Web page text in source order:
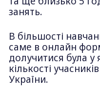
занять.
В більшості
саме в онлайн
долучитися була у
кількості
України.